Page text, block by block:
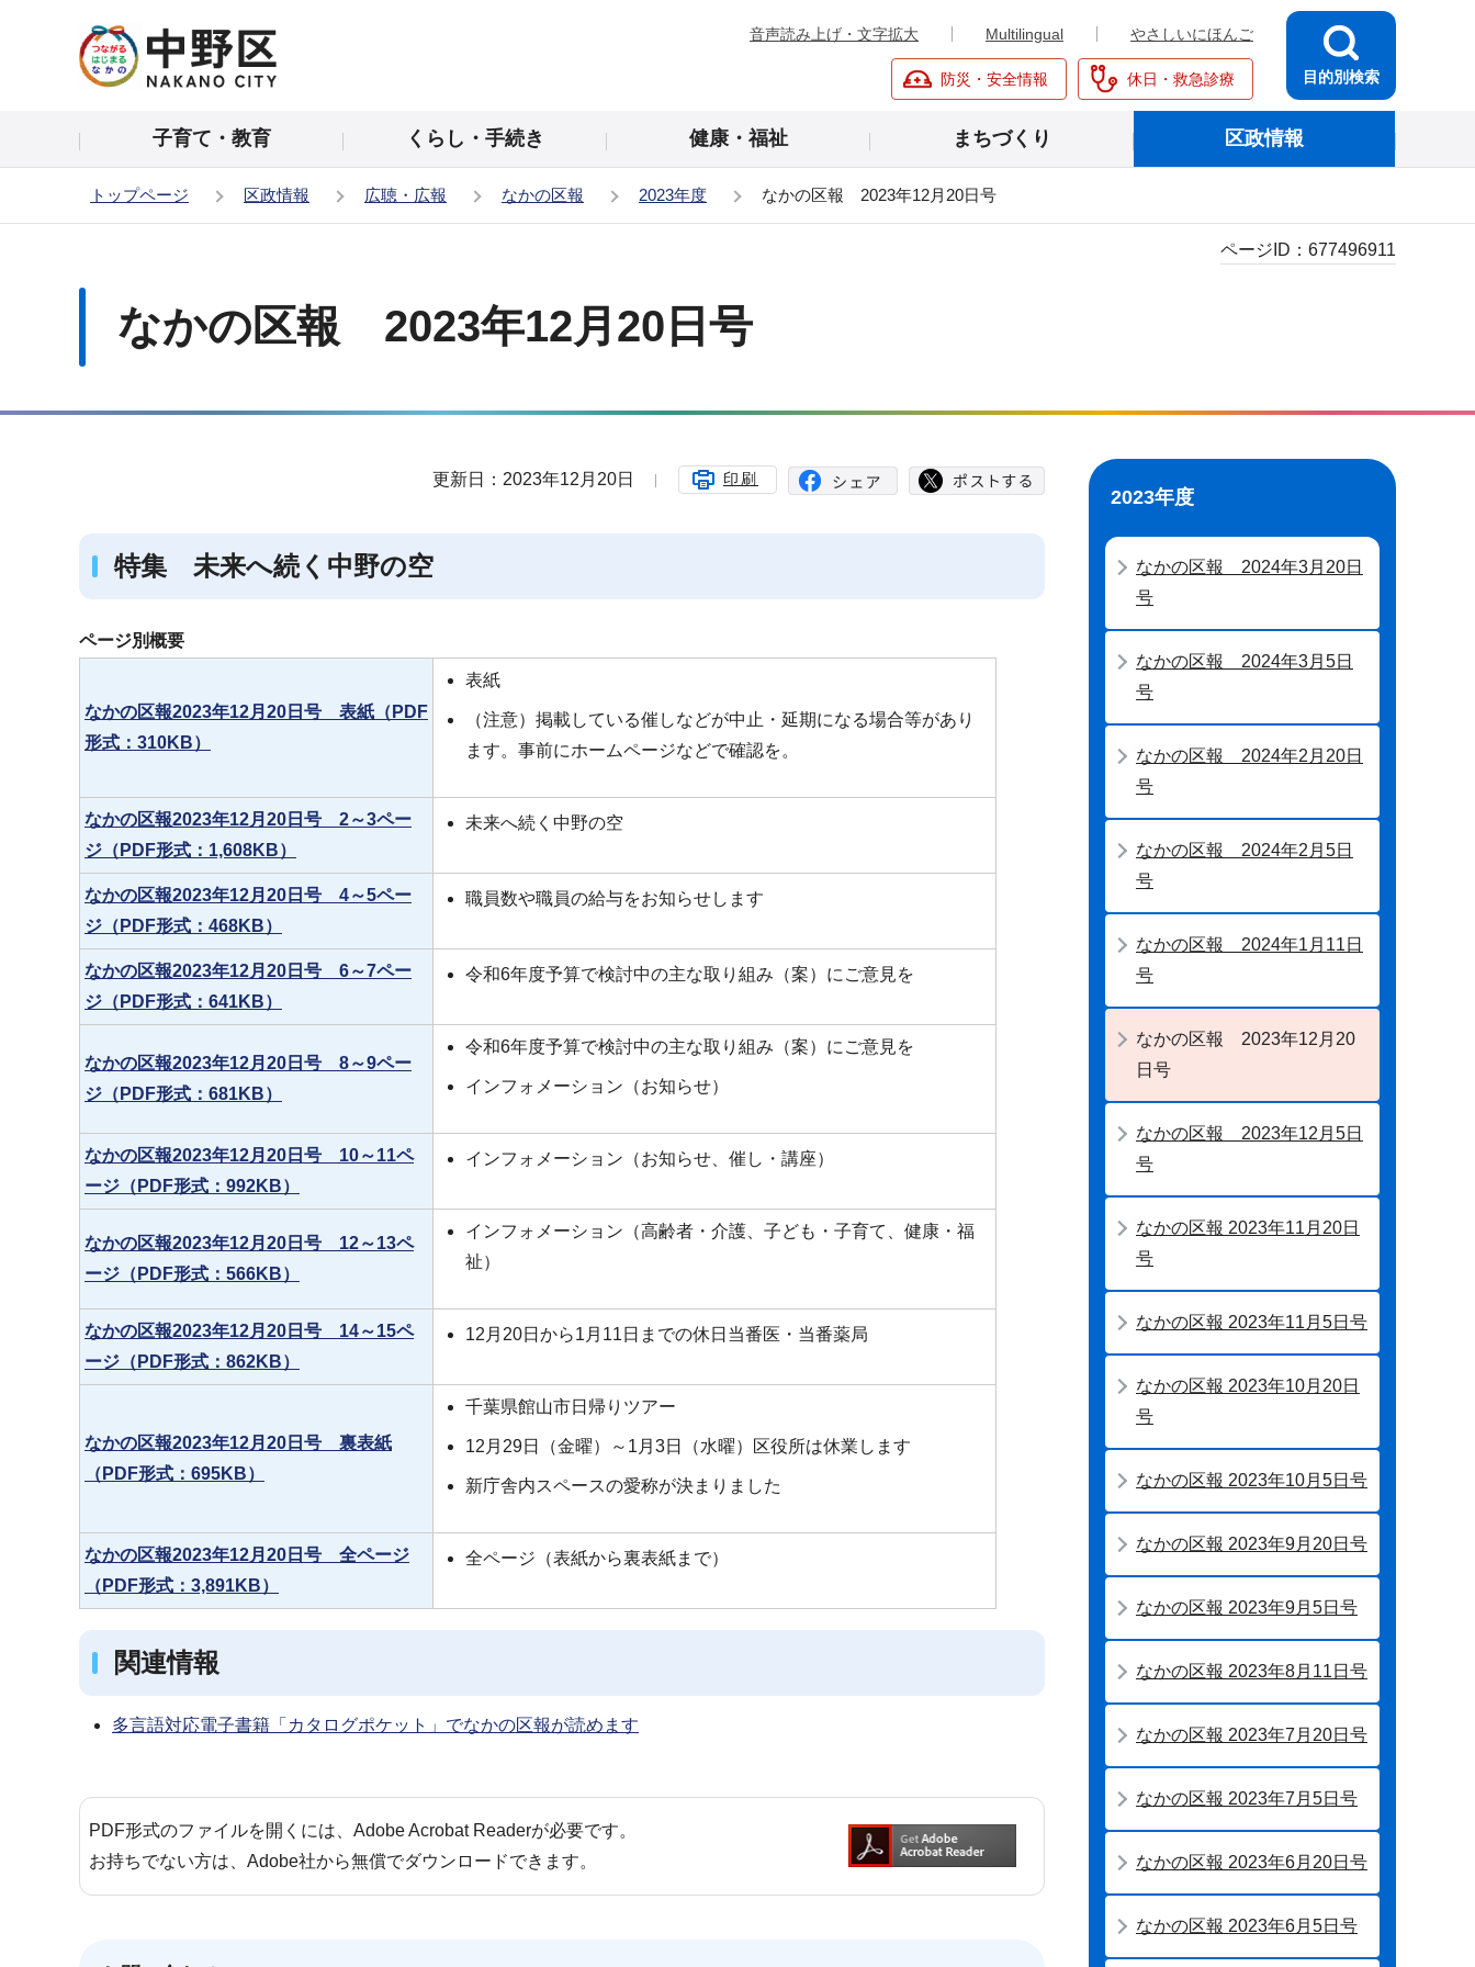
の
頭
音声読み上げ・文字拡大 Multilingual やさしいにほんご
防災・安全情報 休日・救急診療 目的別検索
子育て・教育 くらし・手続き 健康・福祉 まちづくり 区政情報
トップページ 区政情報 広聴・広報 なかの区報 2023年度 なかの区報 2023年12月20日号
なかの区報 2023年12月20日号
ページID： 677496911
更新日：2023年12月20日 印刷
特集 未来へ続く中野の空
ページ別概要
なかの区報2023年12月20日号 表紙（PDF
形式：310KB）
表紙
（注意）掲載している催しなどが中止・延期になる場合等があり
ます。事前にホームページなどで確認を。
なかの区報2023年12月20日号 2～3ペー
ジ（PDF形式：1,608KB）
未来へ続く中野の空
なかの区報2023年12月20日号 4～5ペー
ジ（PDF形式：468KB）
職員数や職員の給与をお知らせします
なかの区報2023年12月20日号 6～7ペー
ジ（PDF形式：641KB）
令和6年度予算で検討中の主な取り組み（案）にご意見を
なかの区報2023年12月20日号 8～9ペー
ジ（PDF形式：681KB）
令和6年度予算で検討中の主な取り組み（案）にご意見を
インフォメーション（お知らせ）
なかの区報2023年12月20日号 10～11ペ
ージ（PDF形式：992KB）
インフォメーション（お知らせ、催し・講座）
なかの区報2023年12月20日号 12～13ペ
ージ（PDF形式：566KB）
インフォメーション（高齢者・介護、子ども・子育て、健康・福
祉）
なかの区報2023年12月20日号 14～15ペ
ージ（PDF形式：862KB）
12月20日から1月11日までの休日当番医・当番薬局
なかの区報2023年12月20日号 裏表紙
（PDF形式：695KB）
千葉県館山市日帰りツアー
12月29日（金曜）～1月3日（水曜）区役所は休業します
新庁舎内スペースの愛称が決まりました
なかの区報2023年12月20日号 全ページ
（PDF形式：3,891KB）
全ページ（表紙から裏表紙まで）
関連情報
多言語対応電子書籍「カタログポケット」でなかの区報が読めます
PDF形式のファイルを開くには、Adobe Acrobat Readerが必要です。
お持ちでない方は、Adobe社から無償でダウンロードできます。
シ
ン
こ
か
ら
2023年度
なかの区報 2024年3月20日
号
なかの区報 2024年3月5日
号
なかの区報 2024年2月20日
号
なかの区報 2024年2月5日
号
なかの区報 2024年1月11日
号
なかの区報 2023年12月20
日号
なかの区報 2023年12月5日
号
なかの区報 2023年11月20日
号
なかの区報 2023年11月5日号
なかの区報 2023年10月20日
号
なかの区報 2023年10月5日号
なかの区報 2023年9月20日号
なかの区報 2023年9月5日号
なかの区報 2023年8月11日号
なかの区報 2023年7月20日号
なかの区報 2023年7月5日号
なかの区報 2023年6月20日号
なかの区報 2023年6月5日号